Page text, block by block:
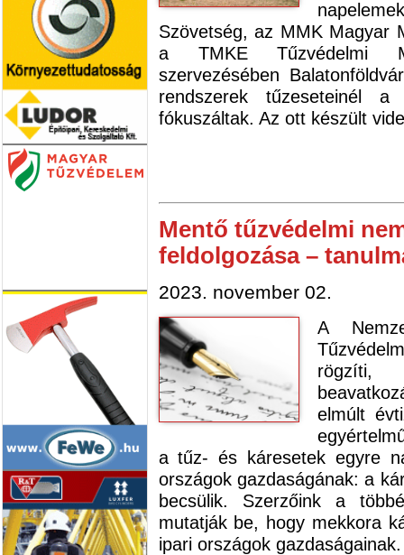
Szövetség, az MMK Magyar
a TMKE Tűzvédelmi
szervezésében
rendszerek tűzeseteinél a
fókuszáltak. Az ott készült
Mentő tűzvédelmi
feldolgozása –
2023. november 02.
A
elmúlt
a tűz- és káresetek egyre
országok gazdaságának: a
becsülik. Szerzőink a
mutatják be, hogy mekkora
ipari országok gazdaságainak.